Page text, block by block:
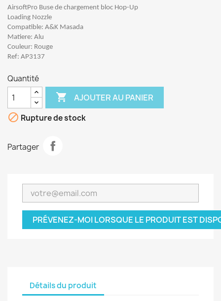
AirsoftPro Buse de chargement bloc Hop-Up
Loading Nozzle
Compatible: A&K Masada
Matiere: Alu
Couleur: Rouge
Ref: AP3137
Quantité
 AJOUTER AU PANIER
 Rupture de stock
Partager
PRÉVENEZ-MOI LORSQUE LE PRODUIT EST
Détails du produit